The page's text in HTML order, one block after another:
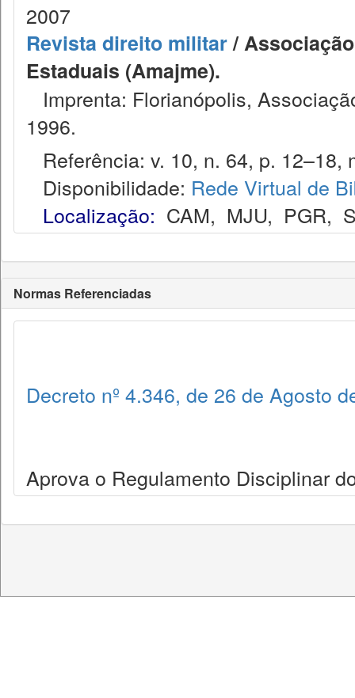
2007
Revista direito militar/
Estaduais (Amajme).
Imprenta: Florianópolis,
1996.
Referência: v. 10, n. 64, p. 12–18,
Disponibilidade: Rede Virtual de
Localização: CAM, MJU, PGR,
Normas Referenciadas
Decreto nº 4.346, de 26 de Agosto
Aprova o Regulamento Disciplinar